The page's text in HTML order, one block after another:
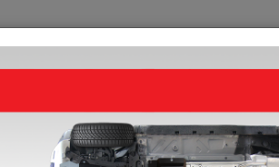
PROTECTION ACCUEIL
Ford Galaxy